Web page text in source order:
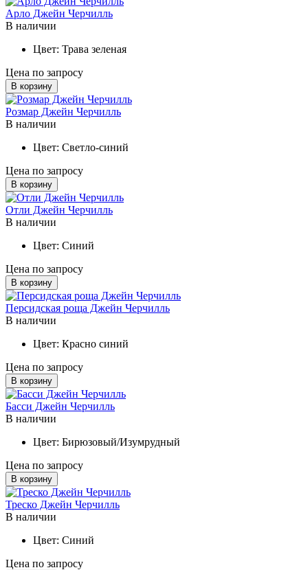
Арло Джейн Черчилль
В наличии
Цвет: Трава зеленая
Цена по запросу
В корзину
Розмар Джейн Черчилль
В наличии
Цвет: Светло-синий
Цена по запросу
В корзину
Отли Джейн Черчилль
В наличии
Цвет: Синий
Цена по запросу
В корзину
Персидская роща Джейн Черчилль
В наличии
Цвет: Красно синий
Цена по запросу
В корзину
Басси Джейн Черчилль
В наличии
Цвет: Бирюзовый/Изумрудный
Цена по запросу
В корзину
Треско Джейн Черчилль
В наличии
Цвет: Синий
Цена по запросу